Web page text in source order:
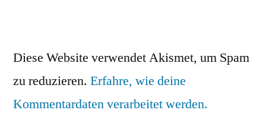
Diese Website verwendet Akismet, um Spam
zu reduzieren. Erfahre, wie deine
Kommentardaten verarbeitet werden.